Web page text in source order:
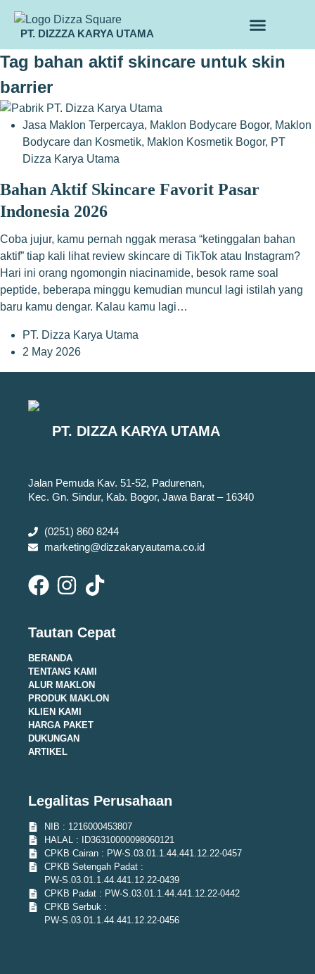
PT. DIZZZA KARYA UTAMA
Tag bahan aktif skincare untuk skin
barrier
Jasa Maklon Terpercaya, Maklon Bodycare Bogor, Maklon
Bodycare dan Kosmetik, Maklon Kosmetik Bogor, PT
Dizza Karya Utama
Bahan Aktif Skincare Favorit Pasar
Indonesia 2026
Coba jujur, kamu pernah nggak merasa “ketinggalan bahan
aktif” tiap kali lihat review skincare di TikTok atau Instagram?
Hari ini orang ngomongin niacinamide, besok rame soal
peptide, beberapa minggu kemudian muncul lagi istilah yang
baru kamu dengar. Kalau kamu lagi…
PT. Dizza Karya Utama
2 May 2026
PT. DIZZA KARYA UTAMA
Jalan Pemuda Kav. 51-52, Padurenan,
Kec. Gn. Sindur, Kab. Bogor, Jawa Barat – 16340
(0251) 860 8244
marketing@dizzakaryautama.co.id
Tautan Cepat
BERANDA
TENTANG KAMI
ALUR MAKLON
PRODUK MAKLON
KLIEN KAMI
HARGA PAKET
DUKUNGAN
ARTIKEL
Legalitas Perusahaan
NIB : 1216000453807
HALAL : ID36310000098060121
CPKB Cairan : PW-S.03.01.1.44.441.12.22-0457
CPKB Setengah Padat :
PW-S.03.01.1.44.441.12.22-0439
CPKB Padat : PW-S.03.01.1.44.441.12.22-0442
CPKB Serbuk :
PW-S.03.01.1.44.441.12.22-0456